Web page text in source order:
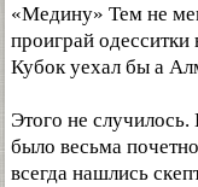
«Медину» Тем не
проиграй
Кубок уехал бы а
Этого не
было весьма
всегда нашлись